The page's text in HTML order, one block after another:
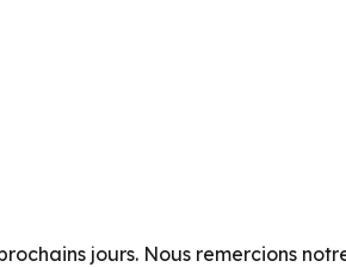
jours. Nous remercions